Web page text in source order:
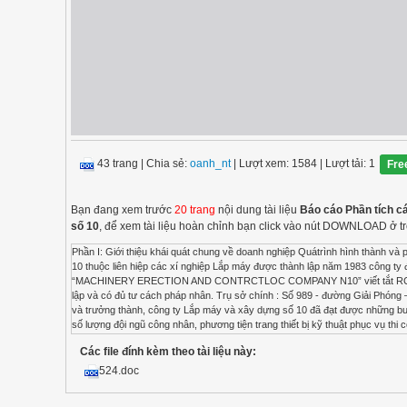
43 trang Chia sẻ: oanh_nt| Lượt xem: 1584 | Lượt tải: 1
Bạn đang xem trước 20 trang nội dung tài liệu Báo cáo Phần tích
số 10, để xem tài liệu hoàn chỉnh bạn click vào nút DOWNLOAD ở
Phần I: Giới thiệu khái quát chung về doanh nghiệp Quátrình hình thành và phát triển của doanh nghiệp. Công ty Lắp máy và xây dựng số 10, tiến thân là xí nghiệp liên hiệp máy số 10 thuộc liên hiệp các xí nghiệp Lắp máy được thành lập năm 1983 công ty đã được thành lập theo quyết định số 004/BXD TCLD ngày 12/01/1996 lên giao dịch quốc tế là: “MACHINERY ERECTION AND CONTRCTLOC COMPANY N10” viết tắt RCC. Đây là doanh nghiệp Nhà nước trực thuộc tổng công ty Lắp máy Việt Nam (LILAMA) hoặch toán độc lập và có đủ tư cách pháp nhân. Trụ sở chính : Số 989 - đường Giải Phóng – quận Hoàng Mai – Hà Nội Điện thoại: 04.8649584 – 6849585. Fax: 04.8649581. Với quá trình hoạt động và trưởng thành, công ty Lắp máy và xây dựng số 10 đã đạt được những bước tiến đáng kể. Từ khi thành lập đến nay, công ty đã không ngừng hoàn thiện và nâng cao chất lượng, số lượng đội ngũ công nhân, phương tiện trang thiết bị kỹ thuật phục vụ thi công. Hiện nay công ty đã có đội ngũ cán bộ, kỹ sư, kỹ thuật viên, công nhân đa nghành nghề với trình độ khoa học tiên tiến, tay nghề giỏi, đã từng làm việc với nhiều chuyên gia của các nước tiến tiến trên thế giới, hoạt động trong lĩnh vực chế tạo thiết bị, gia công kết cấu thép lắp đặt các công trình công nghiệp và dân dụng trên mọi miền đất nước. Bên cạnh đó công ty không ngừng cải tiến nâng cấp, trang bị thêm nhiều phương tiện máy móc, thiết bị thi công hiện đại đủ sức phục vụ các công trình có yêu cầu thi công kỹ thuật cao. Đặc biệt từ năm 1990 trở lại đây công ty đã không ngừng mở rộng quy mô hoạt động. + Tháng 4/1990 thành lập xí nghiệp Lắp máy và xây dựng số 10.1 tại Thanh Xuân Bắc_ quận Thanh Xuân _ Hà Nội. + Tháng 1/1991 thành lập xí nghiệp Lắp máy và xây dựng số 10.2 tại công trình thuỷ điện YALY. Gia Lai. + Tháng 5/1997, thành lập xí nghiệp Lắp máy và xây dựng số 10.3 tại thị xã Phủ Lý tỉnh Hà Nam. + Tháng 10/1997, công ty đã tiếp nhận nhà máy cơ khí nông nghiệp và thuỷ bộ của Bộ nông nghiệp và phát triển nông thôn đổi tên thành: “Nhà máy chế tạo thiết bị và kết cấu thép tại tỉnh Hà Nam”. (Hiện nay xí nghiệp Lắp máy & xây dựng số 10.3 đã sáp nhập với nhà máy chế tạo thiết bị và kết cấu thép). Có thể nhận thấy rằng đây là một công ty về quy mô, mạnh về khả năng là một công ty chủ chốt của tổng công ty Lắp máy Việt Nam. Các công trình công ty đã và đang thi công rất đa dạng từ công trình công nghiệp thuỷ điện, thuỷ lợi, chế tạo gia công lắp máy & xây dựng, đến nay công trình dân dụng khác. Giá trị xây dựng chế tạo, gia công Lắp máy & xây dựng lắp đặt các công trình lên tới hàng chục tỷ đồng như : Trạm phân phối điện 220KV của Nhà máy thuỷ điện Hoà Bình, công trình thuỷ điện Yaly, Nhà máy lọc dầu Dung Quất, công trình thuỷ điện Na Dương, dự án cải tạo hiện đại hoá nhà máy xi măng Bỉm Sơn. Trong những năm qua với những thành tích mà cán bộ công nhân viên công ty đã đạt được có tính chất quan trọng đóng góp vào sự phát triển chung của nền kinh tế quốc dân trong giai đoạn công nghiệp hoá hiện đại hoá đất nước. Công ty đã liên tục nhận được 19 huy chương vàng của bộ xây dựng về “Công tình sản phẩm chất lượng cao” và nhiều huy chương bằng khen của Thủ Tướng Chính Phủ, Bộ Xây Dựng. UBND các tỉnh cũng như các cấp trên địa bàn công ty đang thi công. Chức năng nhiệm vụ của doanh nghiệp. Công ty Lắp máy và Xây dựng số 10 là một công ty lớn và có uy tín trong ngành xây dựng và lắp đặt các công trình công nghiệp cụ thể là các lĩnh vực kinh doanh như sau. Xây dựng công trình công nghiệp, đường dây tải điện trạm biế thế. Lắp ráp thiết bị máy móc cho các công trình xây dựng nhà ở. Nội thất. Sản xuất vật liệu xây dựng gạch ốp lá, tấm lợp đá ốp lát đấ đèn. (Đăng ký kinh doanh số 104346 ngày 28/02/1996). Với đặc thù nghành nghề kinh doanh của công ty là chuyên về xây dựng và lắp đặt các công trình công nghiệp nên sản phẩm của công ty cũng mang tính chất đặc thù khác với các loại sản phâm khác. Sản phẩm chính của công ty chính là các công trình, các hạng mục công trình mà công ty tham gia thi công xây dựng hay lắp đặt. Các sản phẩm do công ty làm ra đều là các công trình mang tính trọng điểm của nghành công
Các file đính kèm theo tài liệu này:
524.doc